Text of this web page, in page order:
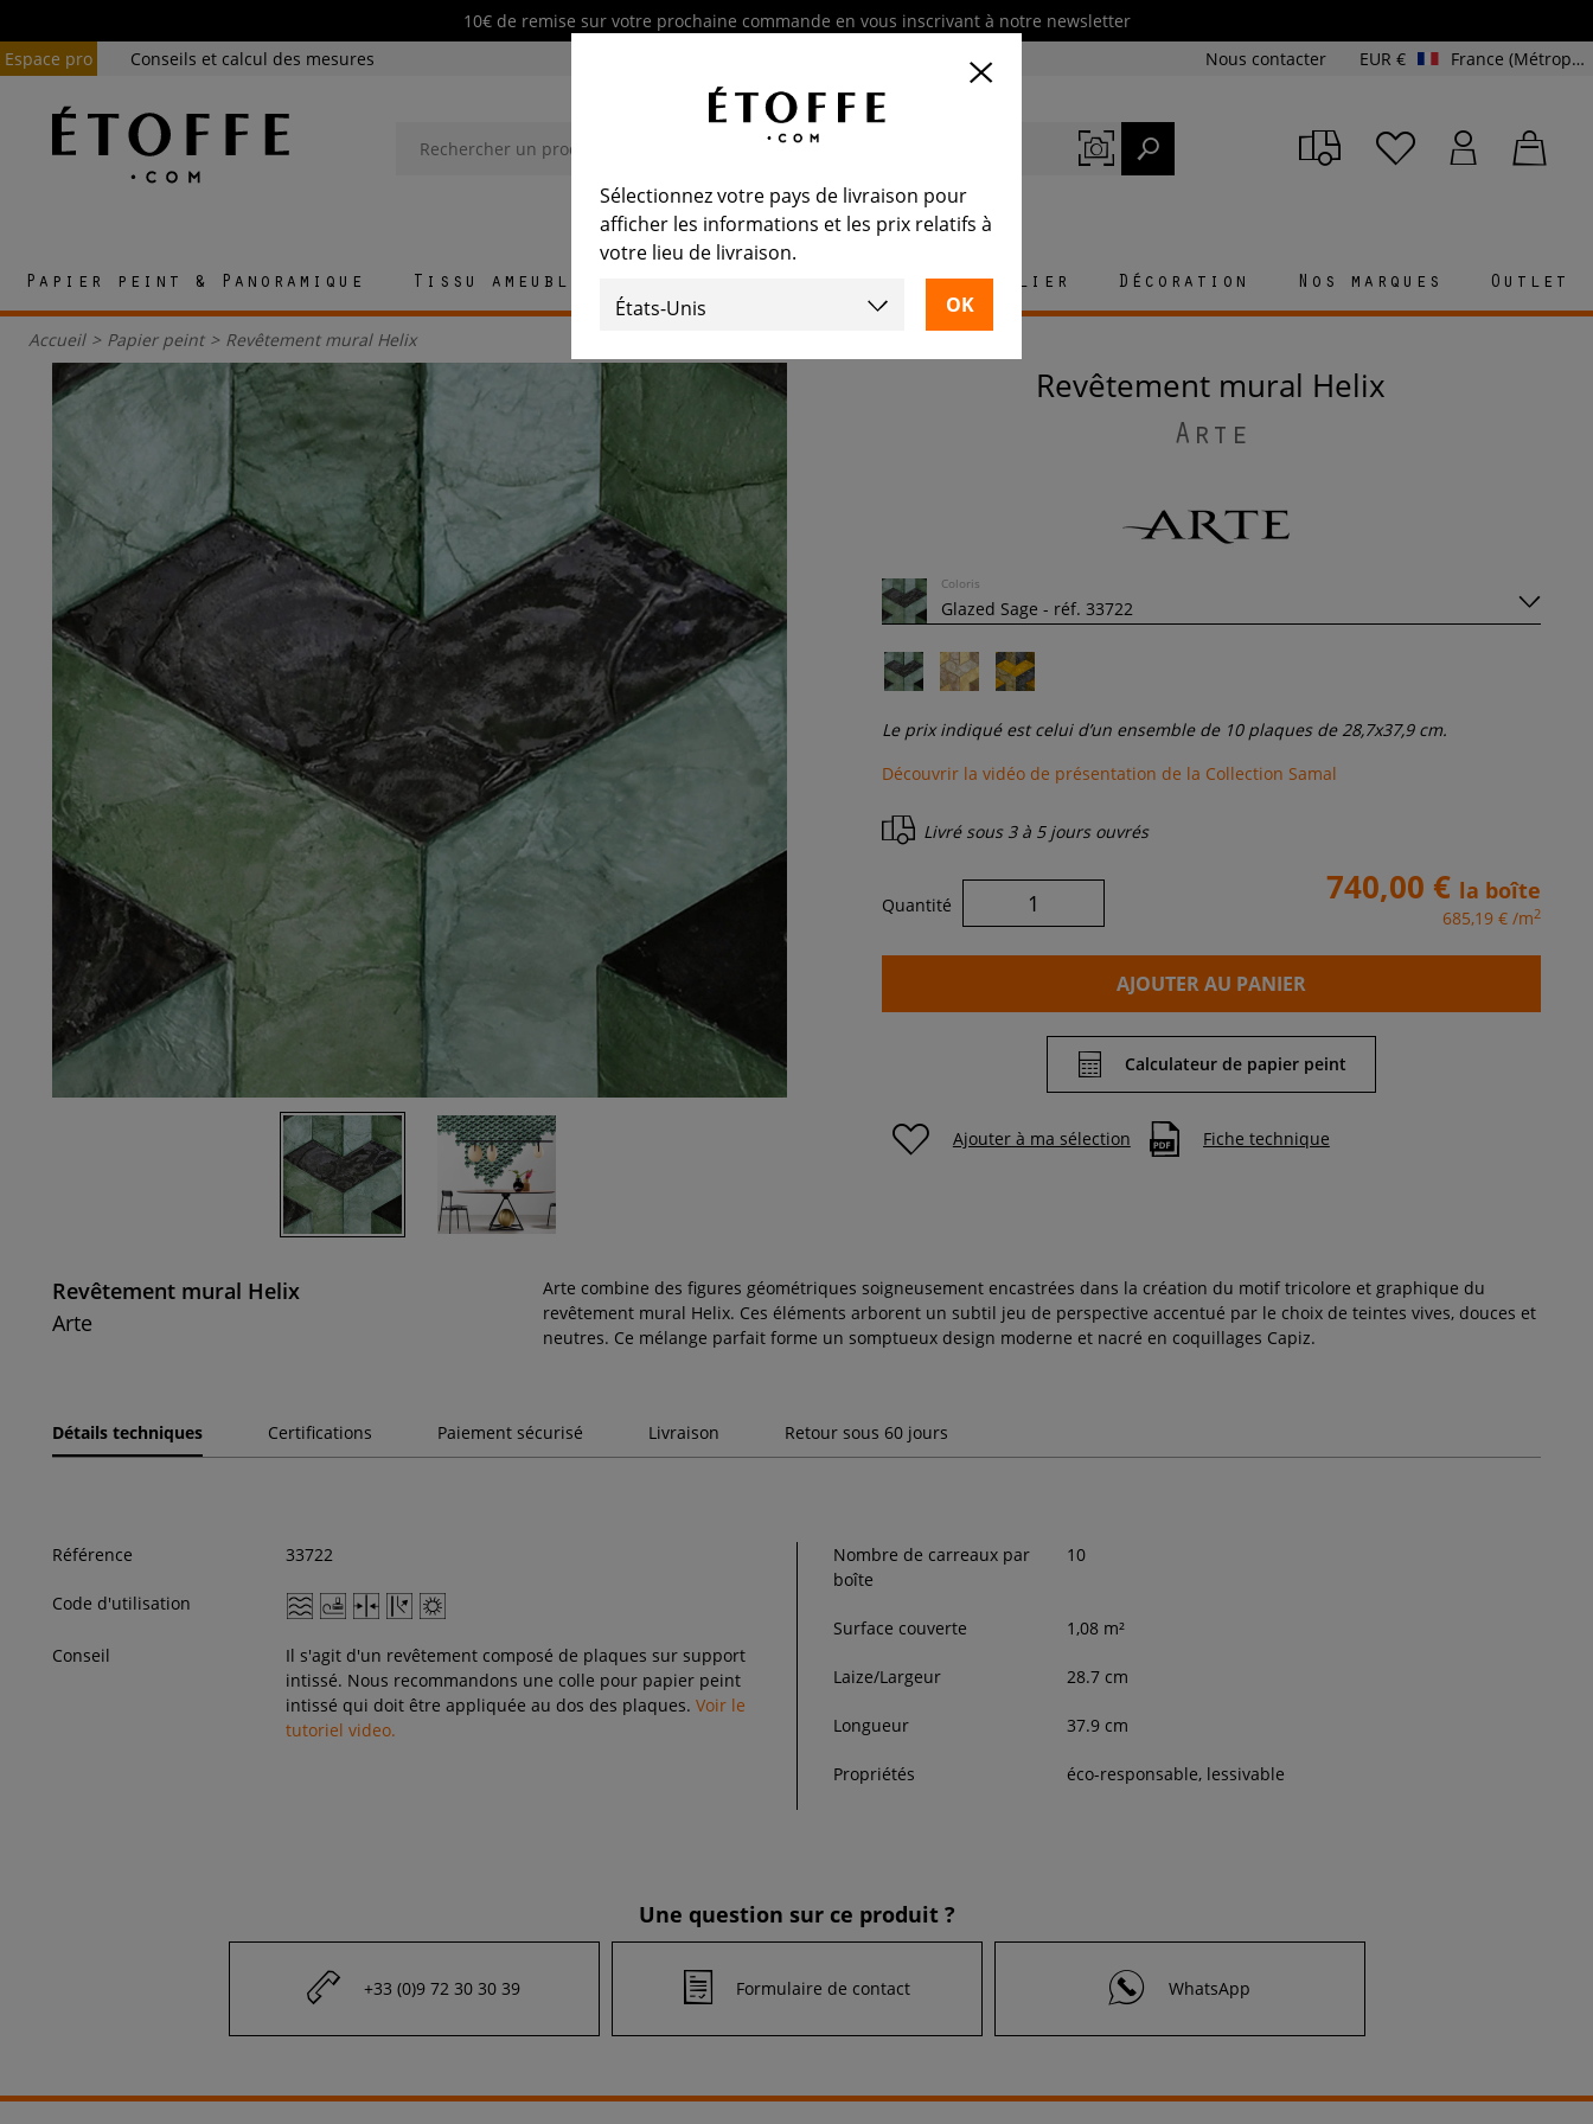
10€ de remise sur votre prochaine commande en vous inscrivant à notre newsletter
Espace pro
Conseils et calcul des mesures Nous contacter EUR € France (Métropolitaine et Corse)
Papier peint & Panoramique Tissu ameublement Mobilier Décoration Nos marques Outlet
Accueil > Papier peint > Revêtement mural Helix
Revêtement mural Helix
Arte
Coloris
Le prix indiqué est celui d’un ensemble de 10 plaques de 28,7x37,9 cm.
Découvrir la vidéo de présentation de la Collection Samal
Livré sous 3 à 5 jours ouvrés
Quantité 740,00 € la boîte
685,19 € /m2
AJOUTER AU PANIER
Calculateur de papier peint
Ajouter à ma sélection Fiche technique
Revêtement mural Helix
Arte
Arte combine des figures géométriques soigneusement encastrées dans la création du motif tricolore et graphique du
revêtement mural Helix. Ces éléments arborent un subtil jeu de perspective accentué par le choix de teintes vives, douces et
neutres. Ce mélange parfait forme un somptueux design moderne et nacré en coquillages Capiz.
Détails techniques Certifications Paiement sécurisé Livraison Retour sous 60 jours
Référence 33722
Code d'utilisation
Conseil
Il s'agit d'un revêtement composé de plaques sur support
intissé. Nous recommandons une colle pour papier peint
intissé qui doit être appliquée au dos des plaques.Voir le
tutoriel video.
Nombre de carreaux par
boîte
10
Surface couverte 1,08 m²
Laize/Largeur 28.7 cm
Longueur 37.9 cm
Propriétés éco-responsable, lessivable
Une question sur ce produit ?
+33 (0)9 72 30 30 39 Formulaire de contact WhatsApp
Sélectionnez votre pays de livraison pour
afficher les informations et les prix relatifs à
votre lieu de livraison.